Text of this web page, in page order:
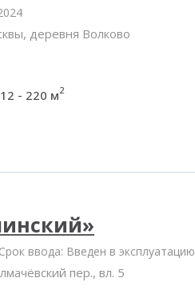
деревня Волково
- 220 м2
Срок ввода: Введен в эксплуатацию
пер., вл. 5